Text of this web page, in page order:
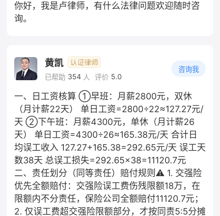
你好，我是卢律师，有什么法律问题欢迎随时咨
询。
黄凯
已帮助 354 人 评价 5.0
咨询我
一、日工资核算 ①早班：月薪2800元，双休
（月计薪22天） 单日工资=2800÷22≈127.27元/
天 ②下午班：月薪4300元，单休（月计薪26
天） 单日工资=4300÷26≈165.38元/天 合计日
均误工收入 127.27+165.38=292.65元/天 误工天
数38天 总误工损失=292.65×38=11120.7元
二、责任划分（同等责任）赔付规则⚠️ 1. 交强险
优先全额赔付：交强险误工费伤残限额18万，在
限额内不分责任，保险公司全额赔付11120.7元； ​
2. 仅误工费超交强险限额部分，才按同责5:5分摊